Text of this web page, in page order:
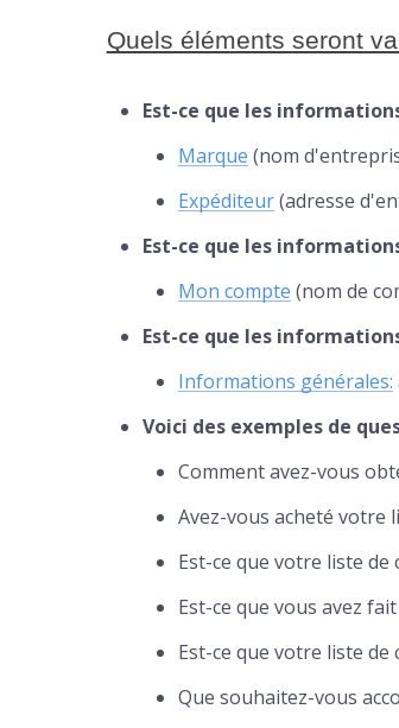
Quels éléments seront
Est-ce que les
Marque (nom
Expéditeur(adresse
Est-ce que les
Mon compte (nom de
Est-ce que les
Informations générales:
Voici des exemples de
Comment avez-vous
Avez-vous acheté votre
Est-ce que votre liste de
Est-ce que vous avez
Est-ce que votre liste
Que souhaitez-vous